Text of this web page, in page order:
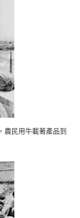
農民用牛載著產品到